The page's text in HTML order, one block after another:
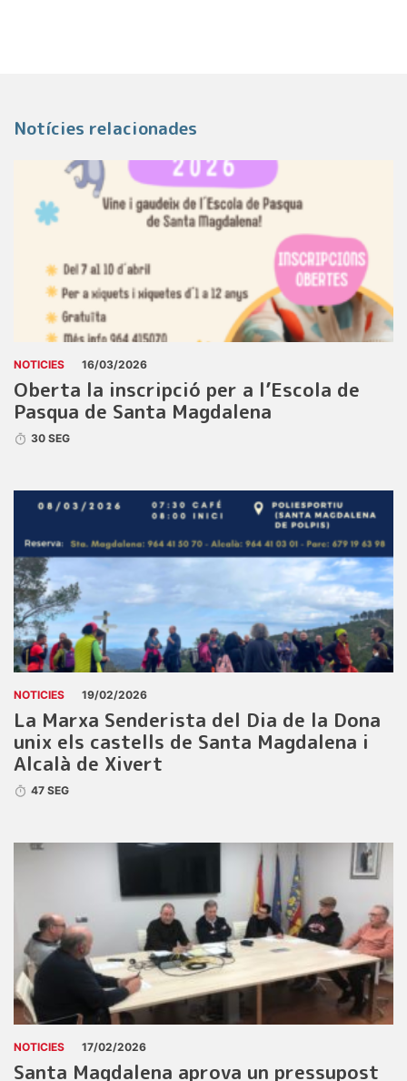
Notícies relacionades
NOTICIES 16/03/2026
Oberta la inscripció per a l’Escola de
Pasqua de Santa Magdalena
30 SEG
NOTICIES 19/02/2026
La Marxa Senderista del Dia de la Dona
unix els castells de Santa Magdalena i
Alcalà de Xivert
47 SEG
NOTICIES 17/02/2026
Santa Magdalena aprova un pressupost